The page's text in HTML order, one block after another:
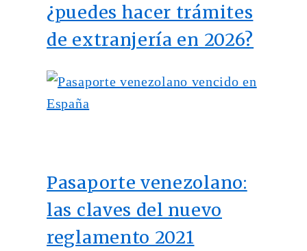
¿puedes hacer trámites
de extranjería en 2026?
Pasaporte venezolano:
las claves del nuevo
reglamento 2021